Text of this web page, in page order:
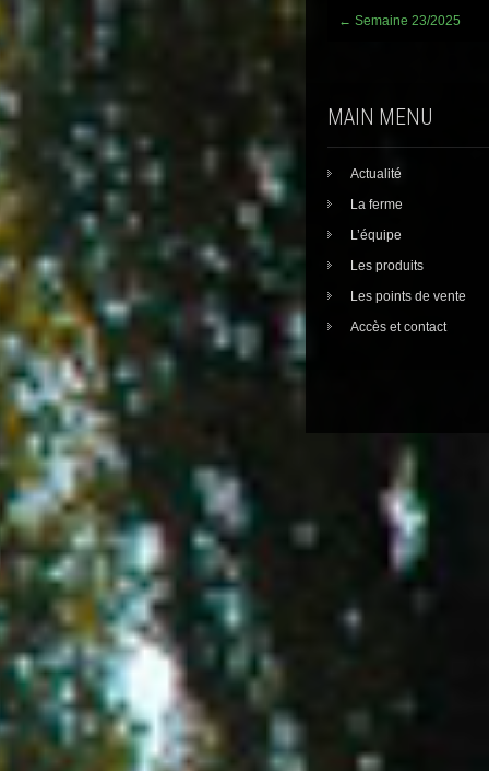
Post
← Semaine 23/2025
MAIN MENU
Actualité
La ferme
L’équipe
Les produits
Les points de vente
Accès et contact